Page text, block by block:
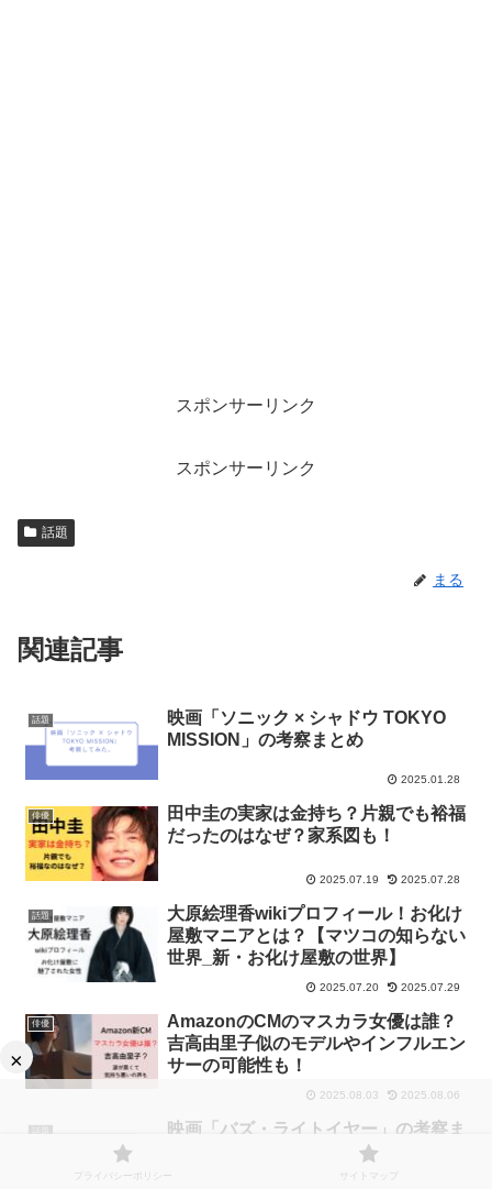
×
スポンサーリンク
スポンサーリンク
話題
まる
関連記事
話題
映画「ソニック × シャドウ TOKYO
MISSION」の考察まとめ
2025.01.28
俳優
田中圭の実家は金持ち？片親でも裕福
だったのはなぜ？家系図も！
2025.07.19 2025.07.28
話題
大原絵理香wikiプロフィール！お化け
屋敷マニアとは？【マツコの知らない
世界_新・お化け屋敷の世界】
2025.07.20 2025.07.29
俳優
AmazonのCMのマスカラ女優は誰？
吉高由里子似のモデルやインフルエン
サーの可能性も！
2025.08.03 2025.08.06
映画「バズ・ライトイヤー」の考察ま
プライバシーポリシー サイトマップ